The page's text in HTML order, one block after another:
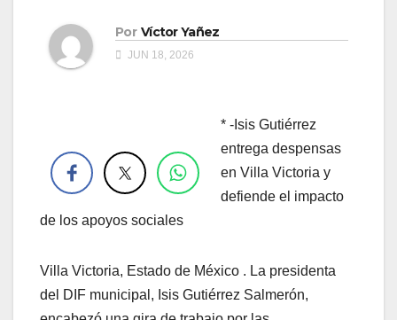
Por Víctor Yañez
JUN 18, 2026
* -Isis Gutiérrez
entrega despensas
en Villa Victoria y
defiende el impacto
de los apoyos sociales
Villa Victoria, Estado de México . La presidenta
del DIF municipal, Isis Gutiérrez Salmerón,